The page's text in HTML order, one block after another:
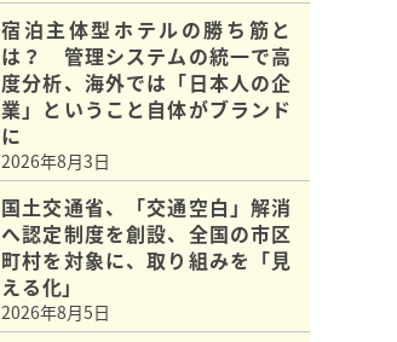
宿泊主体型ホテルの勝ち筋と
は？ 管理システムの統一で高
度分析、海外では「日本人の企
業」ということ自体がブランド
に
2026年8月3日
国土交通省、「交通空白」解消
へ認定制度を創設、全国の市区
町村を対象に、取り組みを「見
える化」
2026年8月5日